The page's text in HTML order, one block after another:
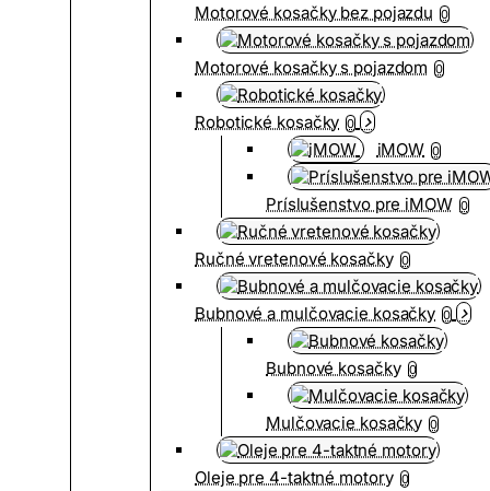
Motorové kosačky bez pojazdu 0
Motorové kosačky s pojazdom 0
Robotické kosačky 0
iMOW 0
Príslušenstvo pre iMOW 0
Ručné vretenové kosačky 0
Bubnové a mulčovacie kosačky 0
Bubnové kosačky 0
Mulčovacie kosačky 0
Oleje pre 4-taktné motory 0